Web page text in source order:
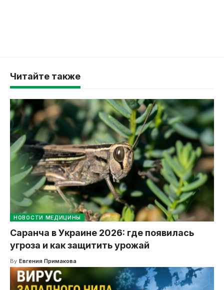
Читайте также
НОВОСТИ МЕДИЦИНЫ
Саранча в Украине 2026: где появилась
угроза и как защитить урожай
By Евгения Примакова